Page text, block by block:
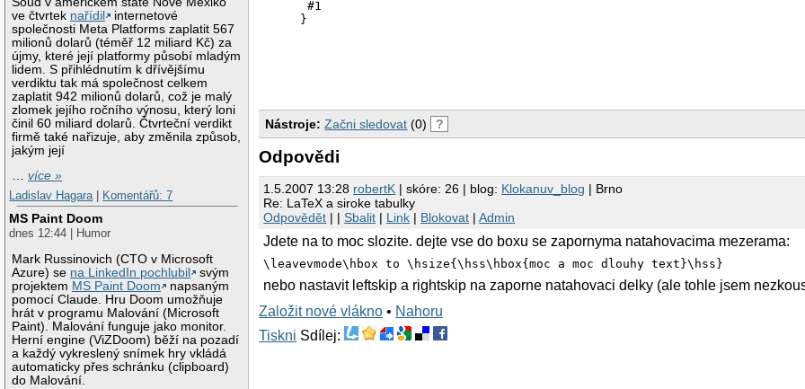
ve čtvrtek nařídil
internetové
společnosti Meta Platforms zaplatit 567
milionů dolarů (téměř 12 miliard Kč) za
újmy, které její platformy působí mladým
lidem. S přihlédnutím k dřívějšímu
verdiktu tak má společnost celkem
zaplatit 942 milionů dolarů, což je malý
zlomek jejího ročního výnosu, který loni
činil 60 miliard dolarů. Čtvrteční verdikt
firmě také nařizuje, aby změnila způsob,
jakým její
…více »
Ladislav Hagara
Komentářů: 7
MS Paint Doom
dnes 12:44 | Humor
Mark Russinovich (CTO v Microsoft
Azure) se na LinkedIn pochlubil
svým
projektem MS Paint Doom
napsaným
pomocí Claude. Hru Doom umožňuje
hrát v programu Malování (Microsoft
Paint). Malování funguje jako monitor.
Herní engine (ViZDoom) běží na pozadí
a každý vykreslený snímek hry vkládá
automaticky přes schránku (clipboard)
do Malování.
     #1
Nástroje: Začni sledovat (0) ?
Odpovědi
1.5.2007 13:28 robertK | skóre: 26 | blog: Klokanuv_blog | Brno
Re: LaTeX a siroke tabulky
Odpovědět | |Sbalit | Link | Blokovat |Admin
Jdete na to moc slozite. dejte vse do boxu se zapornyma natahovacima mezerama:
\leavevmode\hbox to \hsize{\hss\hbox{moc a moc dlouhy text}\hss}
nebo nastavit leftskip a rightskip na zaporne natahovaci delky (ale tohle jsem
Založit nové vlákno • Nahoru
Tiskni Sdílej: